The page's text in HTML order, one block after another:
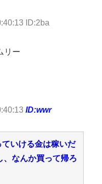
ID:2ba
リー
ID:wwr
ていける金は稼いだ
、なんか買って帰ろ